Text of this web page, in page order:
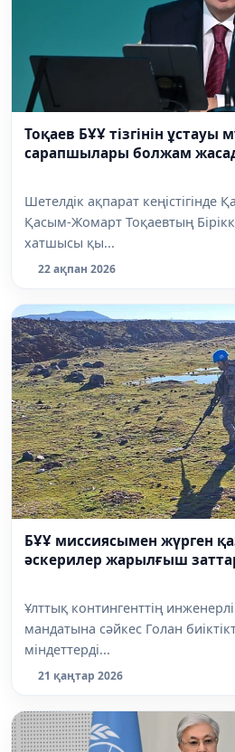
Тоқаев БҰҰ тізгінін ұстауы
сарапшылары болжам
Шетелдік ақпарат кеңістігінде
Қасым-Жомарт Тоқаевтың
хатшысы қы...
22 ақпан 2026
БҰҰ миссиясымен жүрген
әскерилер жарылғыш
Ұлттық контингенттің
мандатына сәйкес Голан
міндеттерді...
21 қаңтар 2026